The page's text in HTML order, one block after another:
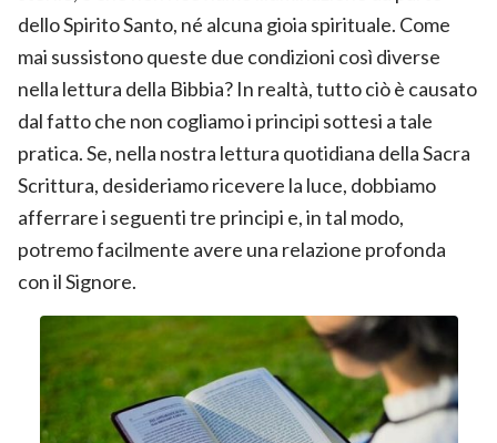
dello Spirito Santo, né alcuna gioia spirituale. Come
mai sussistono queste due condizioni così diverse
nella lettura della Bibbia? In realtà, tutto ciò è causato
dal fatto che non cogliamo i principi sottesi a tale
pratica. Se, nella nostra lettura quotidiana della Sacra
Scrittura, desideriamo ricevere la luce, dobbiamo
afferrare i seguenti tre principi e, in tal modo,
potremo facilmente avere una relazione profonda
con il Signore.